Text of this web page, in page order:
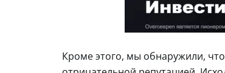
Кроме этого, мы обнаружили,